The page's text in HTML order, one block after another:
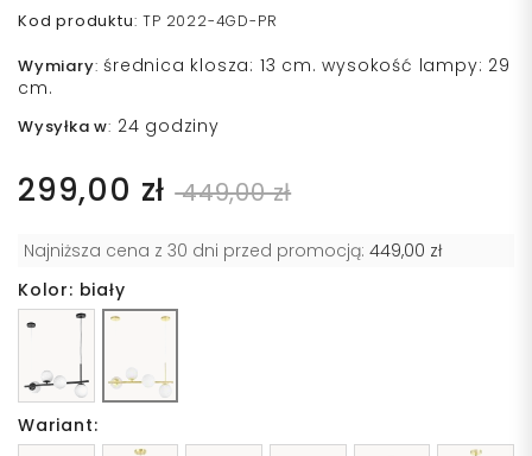
Kod produktu:TP 2022-4GD-PR
Wymiary: średnica klosza: 13 cm. wysokość lampy: 29
cm.
Wysyłka w: 24 godziny
299,00 zł 449,00 zł
Najniższa cena z 30 dni przed promocją: 449,00 zł
Kolor: biały
Wariant: